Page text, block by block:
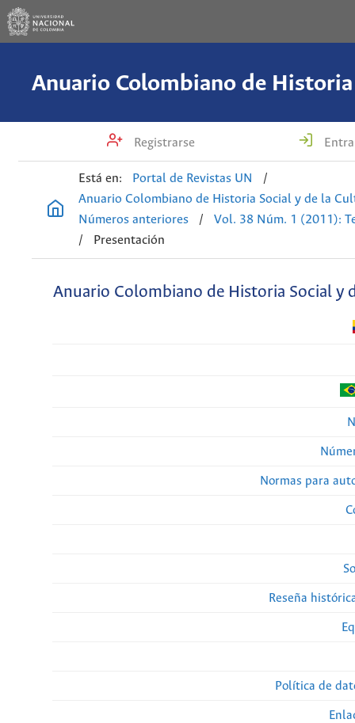
Registrarse
Está en: Portal de Revistas UN
/
Anuario Colombiano de Historia Social y de la
Números anteriores
/
Vol. 38 Núm. 1 (2011):
/
Presentación
Anuario Colombiano de Historia Social y
Normas para
Reseña
Política de